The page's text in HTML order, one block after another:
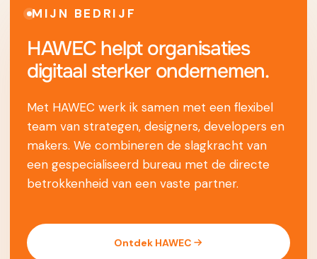
MIJN BEDRIJF
HAWEC helpt organisaties
digitaal sterker ondernemen.
Met HAWEC werk ik samen met een flexibel
team van strategen, designers, developers en
makers. We combineren de slagkracht van
een gespecialiseerd bureau met de directe
betrokkenheid van een vaste partner.
Ontdek HAWEC